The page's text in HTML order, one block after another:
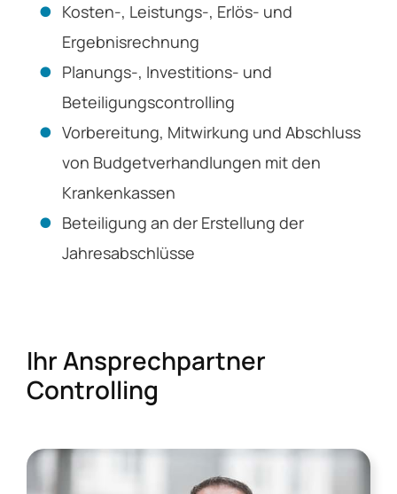
Kosten-, Leistungs-, Erlös- und
Ergebnisrechnung
Planungs-, Investitions- und
Beteiligungscontrolling
Vorbereitung, Mitwirkung und Abschluss
von Budgetverhandlungen mit den
Krankenkassen
Beteiligung an der Erstellung der
Jahresabschlüsse
Ihr Ansprechpartner
Controlling